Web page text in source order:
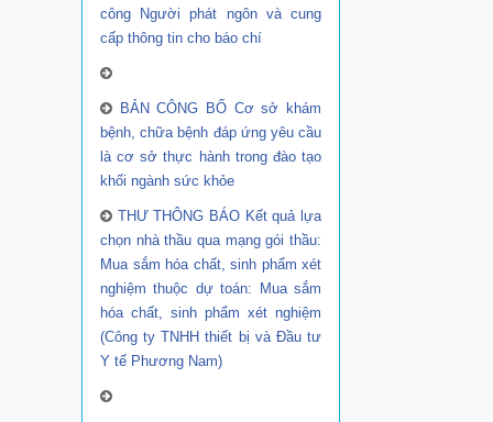
công Người phát ngôn và cung
cấp thông tin cho báo chí
BẢN CÔNG BỐ Cơ sở khám
bệnh, chữa bệnh đáp ứng yêu cầu
là cơ sở thực hành trong đào tạo
khối ngành sức khỏe
THƯ THÔNG BÁO Kết quả lựa
chọn nhà thầu qua mạng gói thầu:
Mua sắm hóa chất, sinh phẩm xét
nghiệm thuộc dự toán: Mua sắm
hóa chất, sinh phẩm xét nghiệm
(Công ty TNHH thiết bị và Đầu tư
Y tế Phương Nam)